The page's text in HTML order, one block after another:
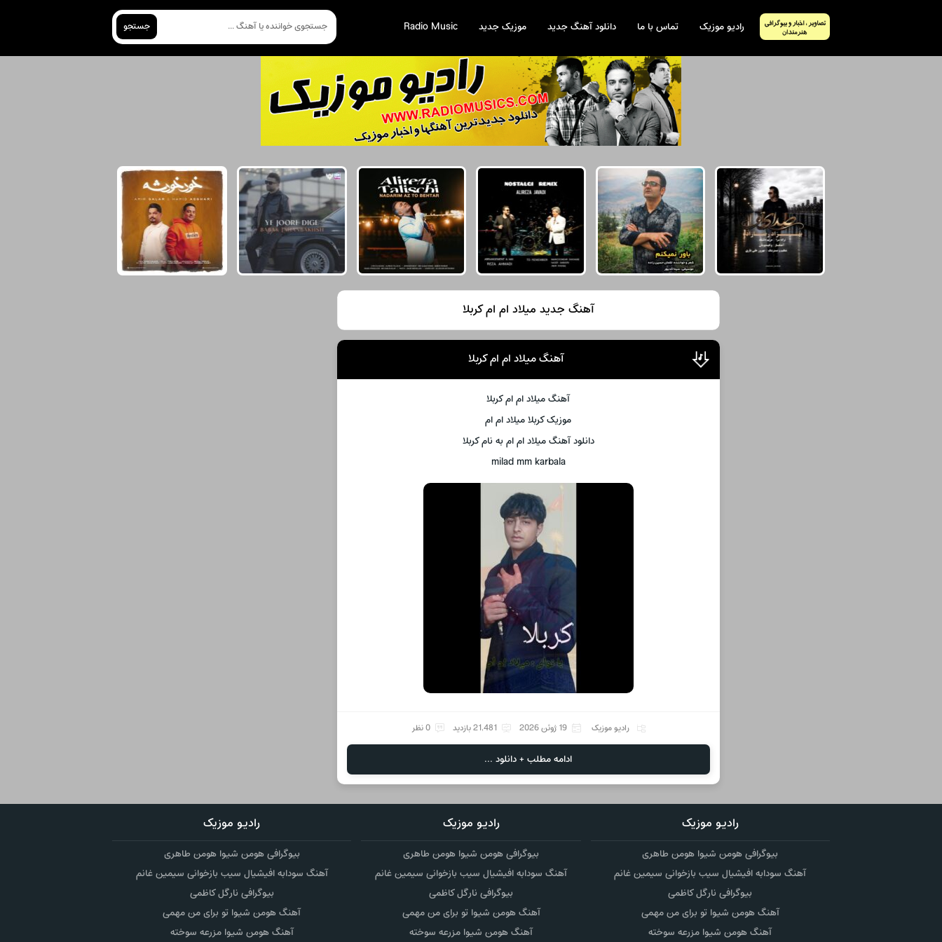
رادیو موزیک تماس با ما دانلود آهنگ جدید موزیک جدید Radio Music جستجو
آهنگ جدید میلاد ام ام کربلا
آهنگ میلاد ام ام کربلا
آهنگ میلاد ام ام کربلا
موزیک کربلا میلاد ام ام
دانلود آهنگ میلاد ام ام به نام کربلا
milad mm karbala
رادیو موزیک 19 ژوئن 2026 21,481 بازدید 0 نظر
ادامه مطلب + دانلود ...
رادیو موزیک
بیوگرافی هومن شیوا هومن طاهری
آهنگ سودابه افیشیال سیب بازخوانی سیمین غانم
بیوگرافی نارگل کاظمی
آهنگ هومن شیوا تو برای من مهمی
آهنگ هومن شیوا مزرعه سوخته
رادیو موزیک
بیوگرافی هومن شیوا هومن طاهری
آهنگ سودابه افیشیال سیب بازخوانی سیمین غانم
بیوگرافی نارگل کاظمی
آهنگ هومن شیوا تو برای من مهمی
آهنگ هومن شیوا مزرعه سوخته
رادیو موزیک
بیوگرافی هومن شیوا هومن طاهری
آهنگ سودابه افیشیال سیب بازخوانی سیمین غانم
بیوگرافی نارگل کاظمی
آهنگ هومن شیوا تو برای من مهمی
آهنگ هومن شیوا مزرعه سوخته